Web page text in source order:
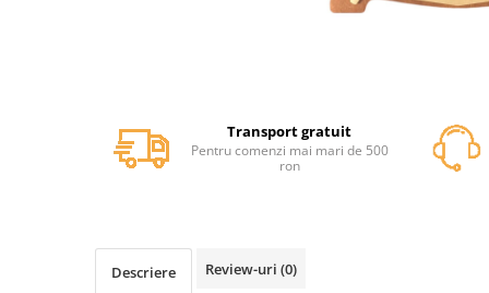
Rafturi si suporti sticle de vin
Cutii cadou Paste
Transport gratuit
Pentru comenzi mai mari de 500
ron
Descriere Review-uri (0)